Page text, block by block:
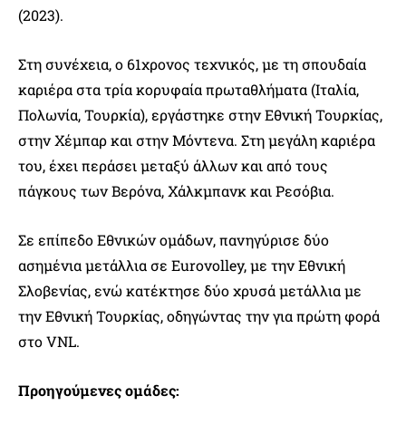
(2023).
Στη συνέχεια, ο 61χρονος τεχνικός, με τη σπουδαία
καριέρα στα τρία κορυφαία πρωταθλήματα (Ιταλία,
Πολωνία, Τουρκία), εργάστηκε στην Εθνική Τουρκίας,
στην Χέμπαρ και στην Μόντενα. Στη μεγάλη καριέρα
του, έχει περάσει μεταξύ άλλων και από τους
πάγκους των Βερόνα, Χάλκμπανκ και Ρεσόβια.
Σε επίπεδο Εθνικών ομάδων, πανηγύρισε δύο
ασημένια μετάλλια σε Eurovolley, με την Εθνική
Σλοβενίας, ενώ κατέκτησε δύο χρυσά μετάλλια με
την Εθνική Τουρκίας, οδηγώντας την για πρώτη φορά
στο VNL.
Προηγούμενες ομάδες: